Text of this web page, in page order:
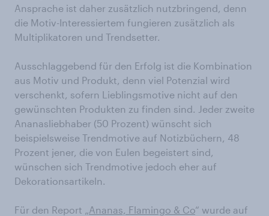
Ansprache ist daher zusätzlich nutzbringend, denn
die Motiv-Interessiertem fungieren zusätzlich als
Multiplikatoren und Trendsetter.
Ausschlaggebend für den Erfolg ist die Kombination
aus Motiv und Produkt, denn viel Potenzial wird
verschenkt, sofern Lieblingsmotive nicht auf den
gewünschten Produkten zu finden sind. Jeder zweite
Ananasliebhaber (50 Prozent) wünscht sich
beispielsweise Trendmotive auf Notizbüchern, 48
Prozent jener, die von Eulen begeistert sind,
wünschen sich Trendmotive jedoch eher auf
Dekorationsartikeln.
Für den Report „Ananas, Flamingo & Co“ wurde auf